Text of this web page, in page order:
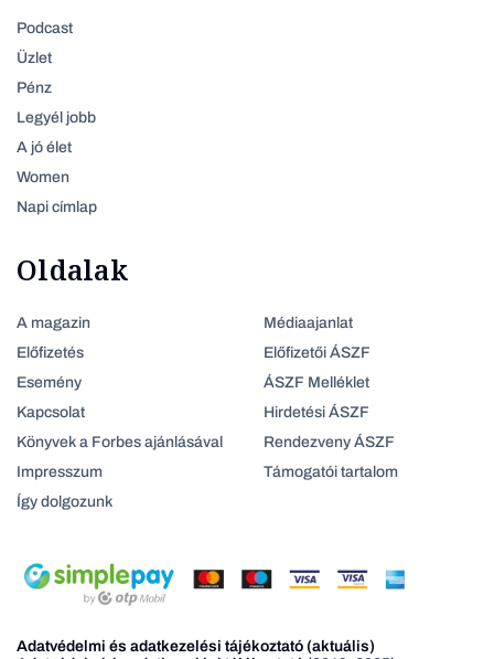
Podcast
Üzlet
Pénz
Legyél jobb
A jó élet
Women
Napi címlap
Oldalak
A magazin
Előfizetés
Esemény
Kapcsolat
Könyvek a Forbes ajánlásával
Impresszum
Így dolgozunk
Médiaajanlat
Előfizetői ÁSZF
ÁSZF Melléklet
Hirdetési ÁSZF
Rendezveny ÁSZF
Támogatói tartalom
Adatvédelmi és adatkezelési tájékoztató (aktuális)